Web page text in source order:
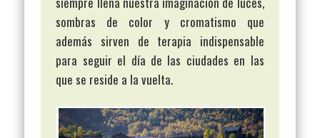
sombras de color y cromatismo que
además sirven de terapia indispensable
para seguir el día de las ciudades en las
que se reside a la vuelta.